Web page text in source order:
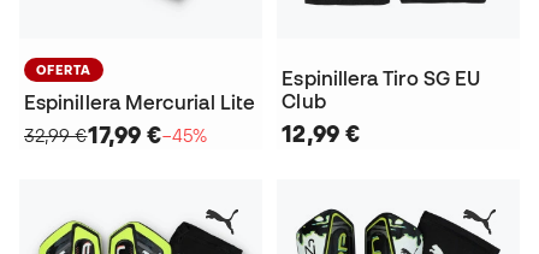
OFERTA
Espinillera Mercurial Lite
32,99 €17,99 €−45%
Espinillera Tiro SG EU
Club
12,99 €